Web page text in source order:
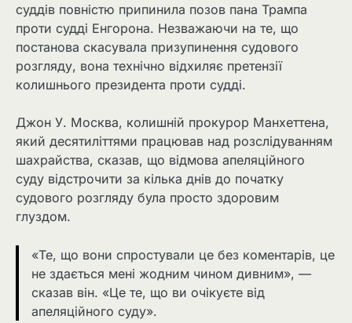
суддів повністю припинила позов пана Трампа
проти судді Енгорона. Незважаючи на те, що
постанова скасувала призупинення судового
розгляду, вона технічно відхиляє претензії
колишнього президента проти судді.
Джон У. Москва, колишній прокурор Манхеттена,
який десятиліттями працював над розслідуванням
шахрайства, сказав, що відмова апеляційного
суду відстрочити за кілька днів до початку
судового розгляду була просто здоровим
глуздом.
«Те, що вони спростували це без коментарів, це
не здається мені жодним чином дивним», —
сказав він. «Це те, що ви очікуєте від
апеляційного суду».